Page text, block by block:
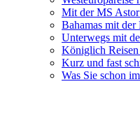
Mit der MS
Bahamas mit
Unterwegs mit
Königlich
Kurz und fast
Was Sie schon